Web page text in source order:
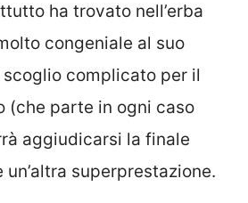
ha trovato nell’erba
congeniale al suo
scoglio complicato per il
(che parte in ogni caso
aggiudicarsi la finale
superprestazione.